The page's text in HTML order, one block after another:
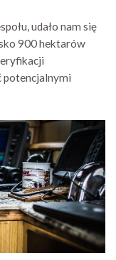
udało nam się
900 hektarów
potencjalnymi